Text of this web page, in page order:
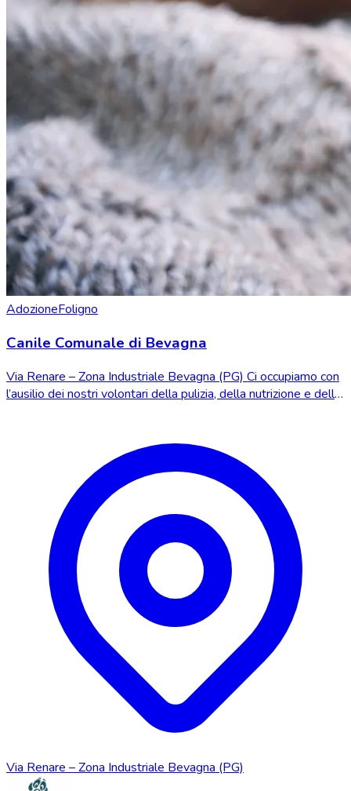
AdozioneFoligno
Canile Comunale di Bevagna
Via Renare – Zona Industriale Bevagna (PG) Ci occupiamo con
l’ausilio dei nostri volontari della pulizia, della nutrizione e delle
Via Renare – Zona Industriale Bevagna (PG)